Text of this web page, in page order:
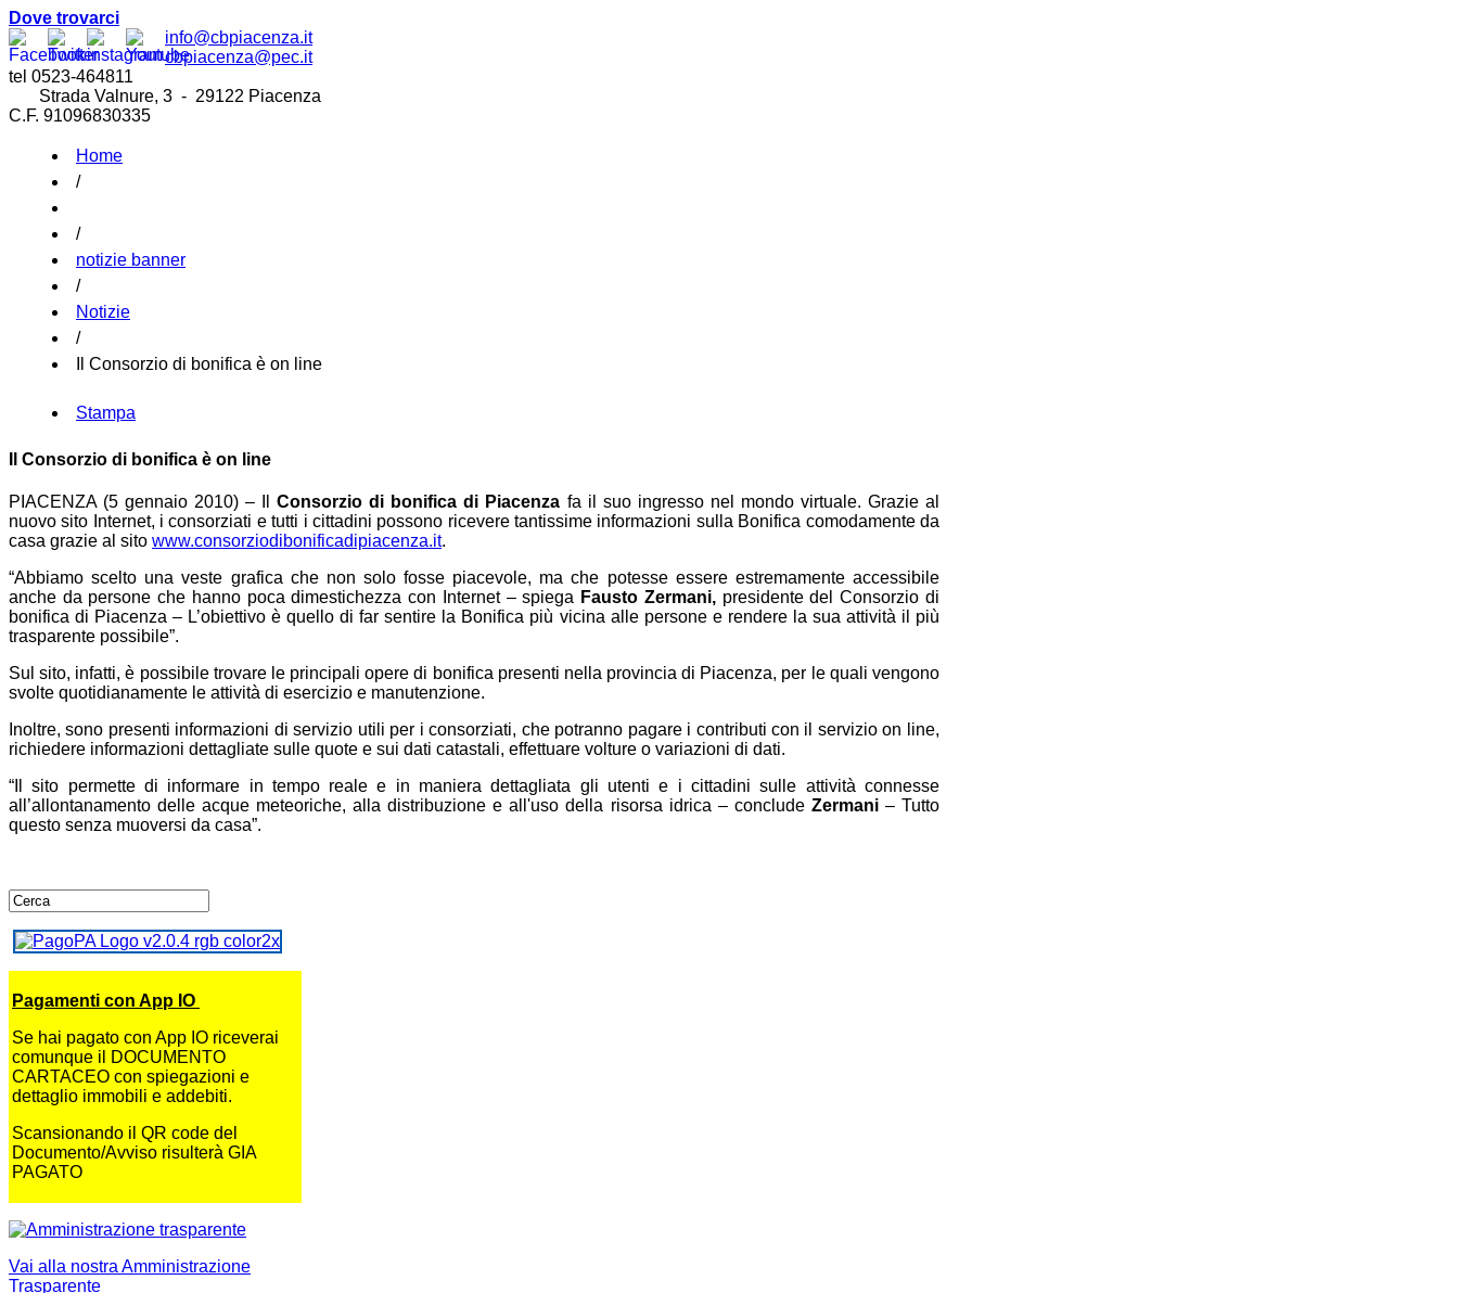
Dove trovarci
info@cbpiacenza.it
cbpiacenza@pec.it
tel 0523-464811
Strada Valnure, 3 - 29122 Piacenza
C.F. 91096830335
Home
/
/
notizie banner
/
Notizie
/
Il Consorzio di bonifica è on line
Stampa
Il Consorzio di bonifica è on line
PIACENZA (5 gennaio 2010) – IlConsorzio di bonifica di Piacenza fa il suo ingresso nel mondo virtuale. Grazie al
nuovo sito Internet, i consorziati e tutti i cittadini possono ricevere tantissime informazioni sulla Bonifica comodamente da
casa grazie al sito www.consorziodibonificadipiacenza.it.
“Abbiamo scelto una veste grafica che non solo fosse piacevole, ma che potesse essere estremamente accessibile
anche da persone che hanno poca dimestichezza con Internet – spiega Fausto Zermani,presidente del Consorzio di
bonifica di Piacenza – L’obiettivo è quello di far sentire la Bonifica più vicina alle persone e rendere la sua attività il più
trasparente possibile”.
Sul sito, infatti, è possibile trovare le principali opere di bonifica presenti nella provincia di Piacenza, per le quali vengono
svolte quotidianamente le attività di esercizio e manutenzione.
Inoltre, sono presenti informazioni di servizio utili per i consorziati, che potranno pagare i contributi con il servizio on line,
richiedere informazioni dettagliate sulle quote e sui dati catastali, effettuare volture o variazioni di dati.
“Il sito permette di informare in tempo reale e in maniera dettagliata gli utenti e i cittadini sulle attività connesse
all’allontanamento delle acque meteoriche, alla distribuzione e all'uso della risorsa idrica – conclude Zermani– Tutto
questo senza muoversi da casa”.
Pagamenti con App IO
Se hai pagato con App IO riceverai
comunque il DOCUMENTO
CARTACEO con spiegazioni e
dettaglio immobili e addebiti.
Scansionando il QR code del
Documento/Avviso risulterà GIA
PAGATO
Vai alla nostra Amministrazione
Trasparente